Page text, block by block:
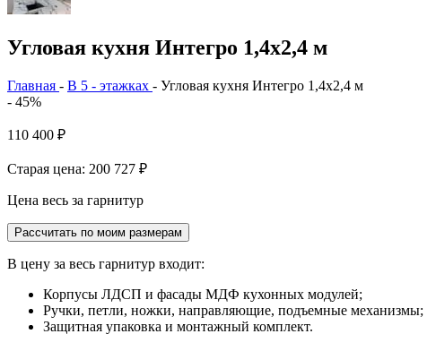
Угловая кухня Интегро 1,4х2,4 м
Главная - В 5 - этажках - Угловая кухня Интегро 1,4х2,4 м
- 45%
110 400 ₽
Старая цена: 200 727 ₽
Цена весь за гарнитур
Рассчитать по моим размерам
В цену за весь гарнитур входит:
Корпусы ЛДСП и фасады МДФ кухонных модулей;
Ручки, петли, ножки, направляющие, подъемные механизмы;
Защитная упаковка и монтажный комплект.